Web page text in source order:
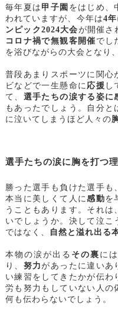
毎年夏は 甲子園 をはじめ、
われていますが、今年は4
ンピック2024大会が開催さ
コロナ禍で無観客開催 でし
を浴びながらの大会となり
普段あまりスポーツに関心
ビなどで一生懸命に 応援 し
て、 選手たちの涙する姿に
もあったでしょう。自分と
に泣いてしまうほど人々の
選手たちの涙に胸を打つ
勝った選手も負けた選手
本当に美しくて人に感動を
うこともあります。それは
いでしょうか。決して泣
ではなく、
自然と溢れ出る
本物の涙が出る その裏 に
り、 努力があったに違いあ
い練習をしてきたかが伝わ
労も努力もしていない人の
何も伝わらないでしょう。